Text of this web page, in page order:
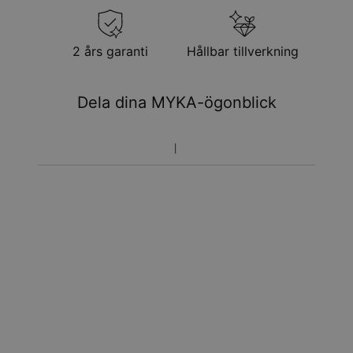
2 års garanti Hållbar tillverkning
Dela dina MYKA-ögonblick